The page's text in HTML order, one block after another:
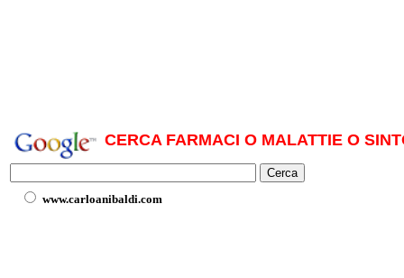
CERCA FARMACI O MALATTIE O
www.carloanibaldi.com